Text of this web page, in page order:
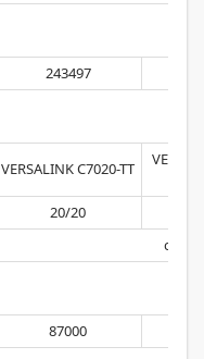
243497
VERSALINK C7020-TT
20/20
87000